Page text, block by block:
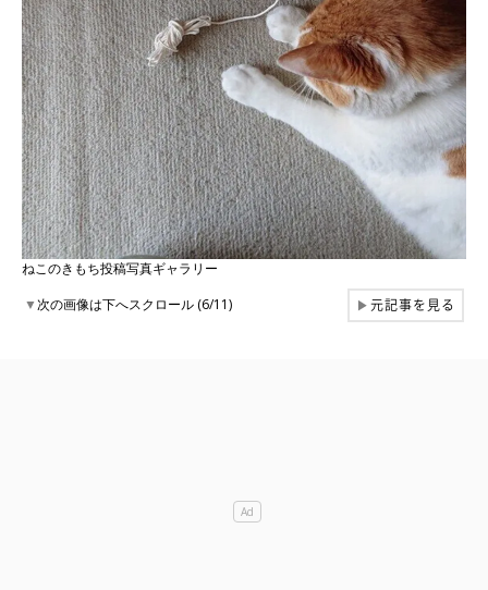
ねこのきもち投稿写真ギャラリー
▼次の画像は下へスクロール (6/11) ▶元記事を見る